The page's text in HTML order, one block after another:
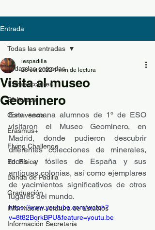
Entrada
Todas las entradas
Extraescolares
Biblioteca
Convivencia
Erasmus+
Flying Challenge
Ed. Física
Banda de Padilla
Graduación
Información Jefatura de Estudios
Información Secretaría
Todas las entradas
Visita al museo
Geominero
iespadilla
28 oct 2022 1 min de lectura
Esta semana alumnos de 1º de ESO
visitaron el Museo Geominero, en
Madrid, donde pudieron descubrir
diferentes colecciones de minerales,
rocas y fósiles de España y sus
antiguas colonias, así como ejemplares
de yacimientos significativos de otros
lugares del mundo.
https://www.youtube.com/watch?
v=8t82BqrkBPU&feature=youtu.be